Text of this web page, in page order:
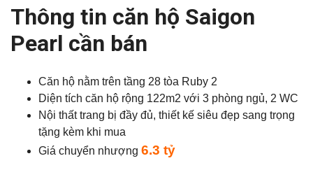
Thông tin căn hộ Saigon
Pearl cần bán
Căn hộ nằm trên tầng 28 tòa Ruby 2
Diện tích căn hộ rộng 122m2 với 3 phòng ngủ, 2 WC
Nội thất trang bị đầy đủ, thiết kế siêu đẹp sang trọng
tặng kèm khi mua
Giá chuyển nhượng 6.3 tỷ